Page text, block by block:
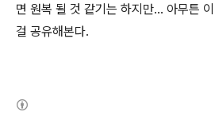
면 원복 될 것 같기는 하지만... 아무튼
걸 공유해본다.